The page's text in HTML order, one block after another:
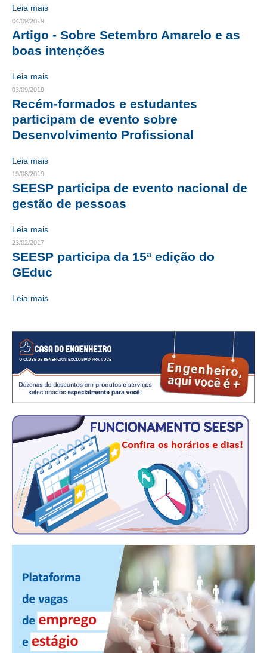
TRANSPARÊNCIA
JURÍDICO
CONTRIBUIÇÕES
CONTRIBUIÇÃO SINDICAL URBANA
FGTS EXPURGOS
FGTS CORREÇÃO
LEI 5.194/1966 – REGULAMENTAÇÃO DA PROFISSÃO
RES 1.002/2002 – CÓDIGO DE ÉTICA
HOMOLOGAÇÕES
PISO SALARIAL
FIQUE POR DENTRO
OPORTUNIDADES
APRESENTAÇÃO
EMPREGO E ESTÁGIO
AUTÔNOMOS E SERVIÇOS
GUIA DAS ENGENHARIAS
Leia mais
04/09/2019
Artigo - Sobre Setembro Amarelo e as
boas intenções
Leia mais
03/09/2019
Recém-formados e estudantes
participam de evento sobre
Desenvolvimento Profissional
Leia mais
19/08/2019
SEESP participa de evento nacional de
gestão de pessoas
Leia mais
23/02/2017
SEESP participa da 15ª edição do
GEduc
Leia mais